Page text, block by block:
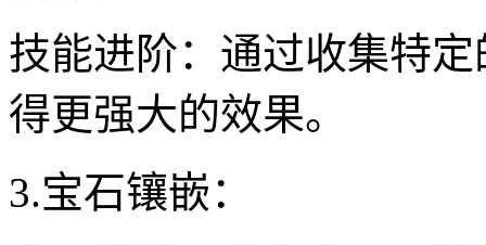
技能进阶：通过收集特
得更强大的效果。
3.宝石镶嵌：